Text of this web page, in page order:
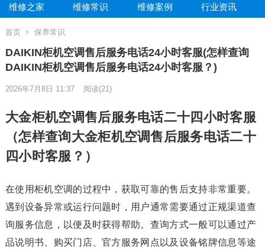
维修之家
维修常识 维修案例 行业资讯
首页 保养常识
DAIKIN柜机空调售后服务电话24小时客服(怎样查询
DAIKIN柜机空调售后服务电话24小时客服？)
2026年7月8日 11:37 阅读(21)
大金柜机空调售后服务电话二十四小时客服
（怎样查询大金柜机空调售后服务电话二十
四小时客服？）
在使用柜机空调的过程中，获取可靠的售后支持非常重要。
遇到设备异常或运行问题时，用户通常需要通过正规渠道查
询服务信息，以便及时获得帮助。查询方式一般可以通过产
品说明书、购买门店、官方服务网点以及设备铭牌信息等途